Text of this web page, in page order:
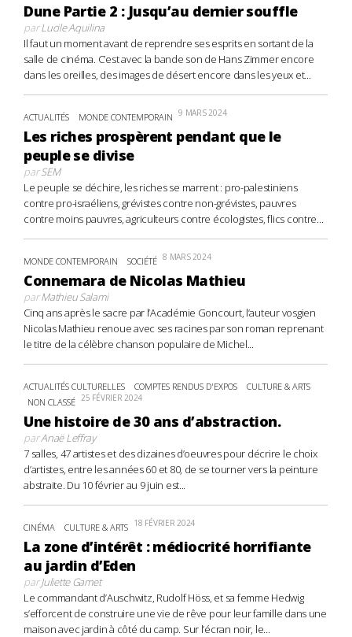
Dune Partie 2 : Jusqu’au dernier souffle
parLucile Aquilina
Il faut un moment avant de reprendre ses esprits en sortant de la
salle de cinéma. C’est avec la bande son de Hans Zimmer encore
dans les oreilles, des images de désert encore dans les yeux et...
ACTUALITÉS MONDE CONTEMPORAIN 9 MARS 2024
Les riches prospèrent pendant que le
peuple se divise
parSEM
Le peuple se déchire, les riches se marrent : pro-palestiniens
contre pro-israéliens, grévistes contre non-grévistes, pauvres
contre moins pauvres, agriculteurs contre écologistes, flics contre...
MONDE CONTEMPORAIN SOCIÉTÉ 8 MARS 2024
Connemara de Nicolas Mathieu
parMathieu Salami
Cinq ans après le sacre par l’Académie Goncourt, l’auteur vosgien
Nicolas Mathieu renoue avec ses racines par son roman reprenant
le titre de la célèbre chanson populaire de Michel...
ACTUALITÉS CULTURELLES COMPTES RENDUS D'EXPOS
CULTURE & ARTS
NON CLASSÉ 25 FÉVRIER 2024
Une histoire de 30 ans d’abstraction.
parAnaë Leffray
7 salles, 47 artistes et des dizaines d’oeuvres pour décrire le choix
d’artistes, entre les années 60 et 80, de se tourner vers la peinture
abstraite. Du 10 février au 9 juin est...
CINÉMA CULTURE & ARTS 18 FÉVRIER 2024
La zone d’intérêt : médiocrité horrifiante
au jardin d’Eden
parJuliette Gamet
Le commandant d’Auschwitz, Rudolf Höss, et sa femme Hedwig
s’efforcent de construire une vie de rêve pour leur famille dans une
maison avec jardin à côté du camp. Sur l’écran noir, le...